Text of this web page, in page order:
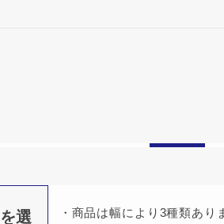
選
・商品は幅により3種類あ